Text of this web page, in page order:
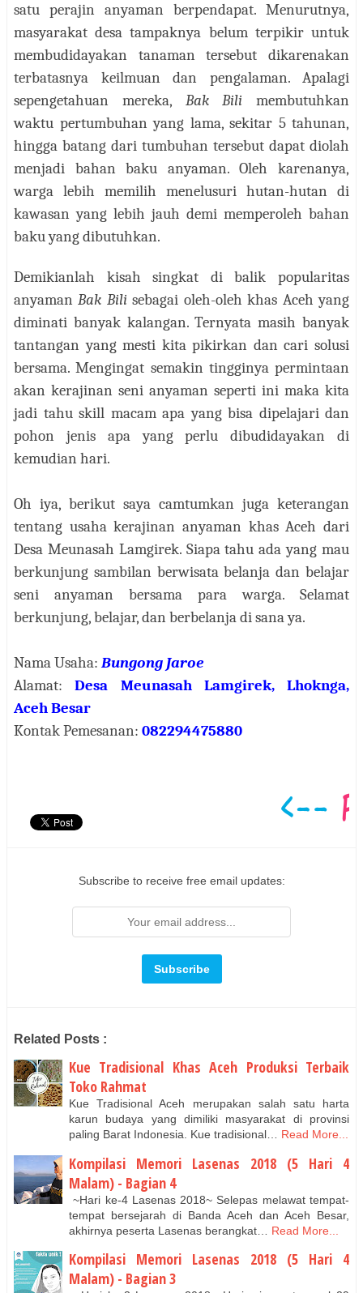
satu perajin anyaman berpendapat. Menurutnya,
masyarakat desa tampaknya belum terpikir untuk
membudidayakan tanaman tersebut dikarenakan
terbatasnya keilmuan dan pengalaman. Apalagi
sepengetahuan mereka, Bak Bili membutuhkan
waktu pertumbuhan yang lama, sekitar 5 tahunan,
hingga batang dari tumbuhan tersebut dapat diolah
menjadi bahan baku anyaman. Oleh karenanya,
warga lebih memilih menelusuri hutan-hutan di
kawasan yang lebih jauh demi memperoleh bahan
baku yang dibutuhkan.
Demikianlah kisah singkat di balik popularitas
anyamanBak Bili sebagai oleh-oleh khas Aceh yang
diminati banyak kalangan. Ternyata masih banyak
tantangan yang mesti kita pikirkan dan cari solusi
bersama. Mengingat semakin tingginya permintaan
akan kerajinan seni anyaman seperti ini maka kita
jadi tahu skill macam apa yang bisa dipelajari dan
pohon jenis apa yang perlu dibudidayakan di
kemudian hari.
Oh iya, berikut saya camtumkan juga keterangan
tentang usaha kerajinan anyaman khas Aceh dari
Desa Meunasah Lamgirek. Siapa tahu ada yang mau
berkunjung sambilan berwisata belanja dan belajar
seni anyaman bersama para warga. Selamat
berkunjung, belajar, dan berbelanja di sana ya.
Nama Usaha: Bungong Jaroe
Alamat:Desa Meunasah Lamgirek, Lhoknga,
Aceh Besar
Kontak Pemesanan: 082294475880
Subscribe to receive free email updates:
Related Posts :
Kue Tradisional Khas Aceh Produksi Terbaik
Toko Rahmat
Kue Tradisional Aceh merupakan salah satu harta
karun budaya yang dimiliki masyarakat di provinsi
paling Barat Indonesia. Kue tradisional…
Read More...
Kompilasi Memori Lasenas 2018 (5 Hari 4
Malam) - Bagian 4
~Hari ke-4 Lasenas 2018~ Selepas melawat tempat-
tempat bersejarah di Banda Aceh dan Aceh Besar,
akhirnya peserta Lasenas berangkat…
Read More...
Kompilasi Memori Lasenas 2018 (5 Hari 4
Malam) - Bagian 3